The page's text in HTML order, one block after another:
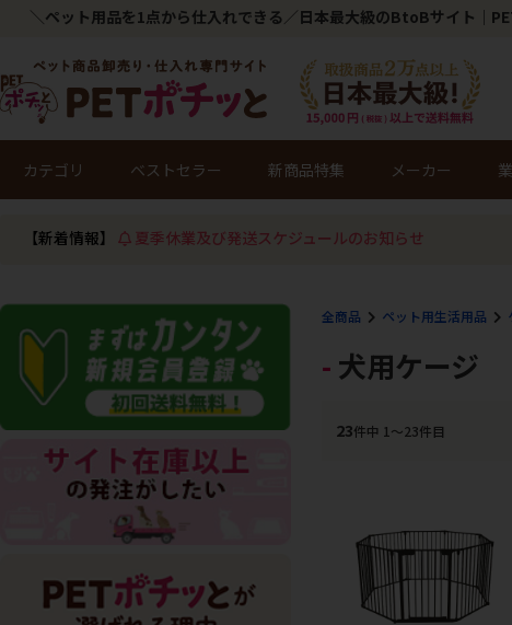
＼ペット用品を1点から仕入れできる／日本最大級のBtoBサイト｜
カテゴリ ベストセラー 新商品特集 メーカー
【新着情報】 夏季休業及び発送スケジュールのお知らせ
全商品 ペット用生活用品
犬用ケージ
23件中 1〜23件目